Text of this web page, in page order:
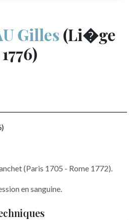
Gilles (Li�ge
(Paris 1705 - Rome 1772).
en sanguine.